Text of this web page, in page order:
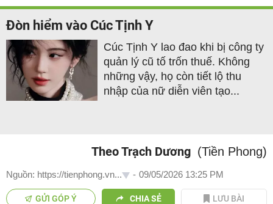
Đòn hiểm vào Cúc Tịnh Y
Cúc Tịnh Y lao đao khi bị công ty
quản lý cũ tố trốn thuế. Không
những vậy, họ còn tiết lộ thu
nhập của nữ diễn viên tạo...
Theo Trạch Dương (Tiền Phong)
Nguồn: https://tienphong.vn... - 09/05/2026 13:25 PM
GỬI GÓP Ý CHIA SẺ LƯU BÀI